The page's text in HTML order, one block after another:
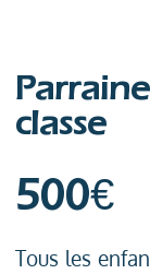
classe
500€
Tous les